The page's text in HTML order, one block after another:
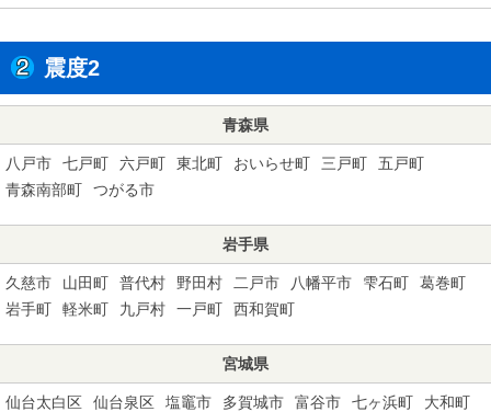
震度2
青森県
八戸市 七戸町 六戸町 東北町 おいらせ町 三戸町
五戸町
青森南部町
つがる市
岩手県
久慈市 山田町 普代村 野田村 二戸市 八幡平市 雫石町
葛巻町
岩手町
軽米町 九戸村 一戸町 西和賀町
宮城県
仙台太白区 仙台泉区 塩竈市 多賀城市 富谷市 七ヶ浜町
大和町